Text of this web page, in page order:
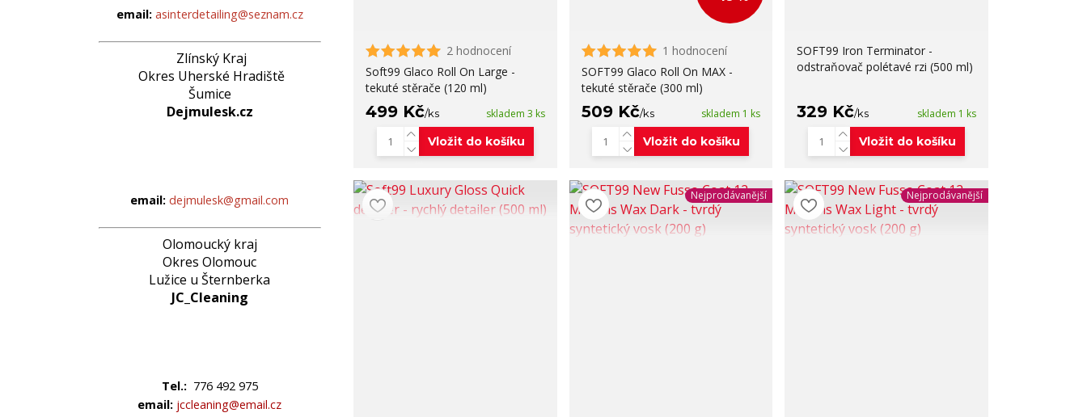
2 hodnocení
Soft99 Glaco Roll On Large -
tekuté stěrače (120 ml)
499 Kč/ks skladem 3 ks
Vložit do košíku
1 hodnocení
SOFT99 Glaco Roll On MAX -
tekuté stěrače (300 ml)
509 Kč/ks skladem 1 ks
Vložit do košíku
SOFT99 Iron Terminator -
odstraňovač polétavé rzi (500 ml)
329 Kč/ks skladem 1 ks
Vložit do košíku
Nejprodávanější Nejprodávanější
email: asinterdetailing@seznam.cz
Zlínský Kraj
Okres Uherské Hradiště
Šumice
Dejmulesk.cz
email:dejmulesk@gmail.com
Olomoucký kraj
Okres Olomouc
Lužice u Šternberka
JC_Cleaning
Tel.: 776 492 975
email: jccleaning@email.cz